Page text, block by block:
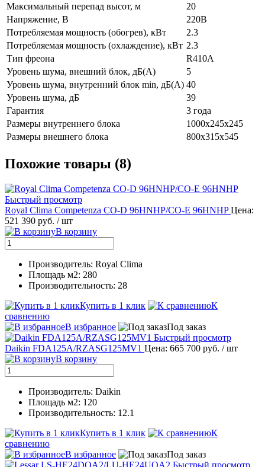
Максимальный перепад высот, м
20
Напряжение, В
220В
Потребляемая мощность (обогрев), кВт
2.3
Потребляемая мощность (охлаждение), кВт 2.3
Тип фреона
R410A
Уровень шума, внешний блок, дБ(А)
5
Уровень шума, внутренний блок min, дБ(А) 40
Уровень шума, дБ
39
Гарантия
3 года
Размеры внутреннего блока
1000x245x245
Размеры внешнего блока
800x315x545
Похожие товары (8)
Быстрый просмотр
Royal Clima Competenza CO-D 96HNHP/CO-E 96HNHP Цена:
521 390 руб. / шт
В корзину
Производитель: Royal Clima
Площадь м2: 280
Производительность: 28
Купить в 1 клик
К
сравнению
В избранное
Под заказ
Быстрый просмотр
Daikin FDA125A/RZASG125MV1 Цена: 665 700 руб. / шт
В корзину
Производитель: Daikin
Площадь м2: 120
Производительность: 12.1
Купить в 1 клик
К
сравнению
В избранное
Под заказ
Быстрый просмотр